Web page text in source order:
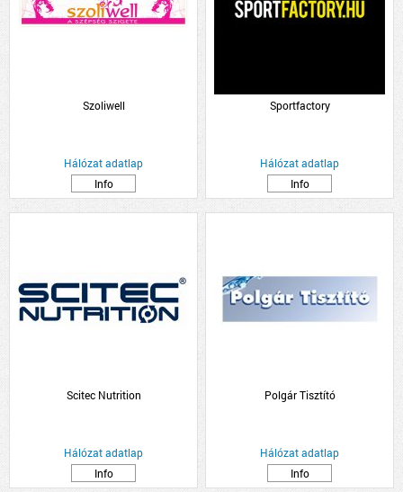
Szoliwell
Hálózat adatlap
Info
Sportfactory
Hálózat adatlap
Info
Scitec Nutrition
Hálózat adatlap
Info
Polgár Tisztító
Hálózat adatlap
Info